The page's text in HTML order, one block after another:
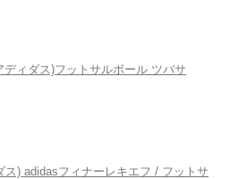
ディダス)フットサルボール ツバサ
ス) adidasフィナーレキエフ / フットサ